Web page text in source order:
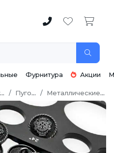
Фурнитура Акции
Пуговицы Металлические пуговицы